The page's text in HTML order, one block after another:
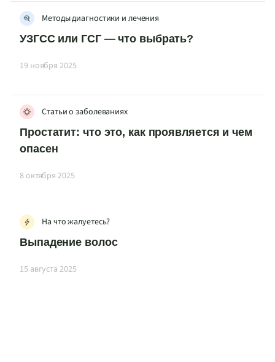
Методы диагностики и лечения
УЗГСС или ГСГ — что выбрать?
19 ноября 2025
Статьи о заболеваниях
Простатит: что это, как проявляется и чем
опасен
8 октября 2025
На что жалуетесь?
Выпадение волос
15 августа 2025